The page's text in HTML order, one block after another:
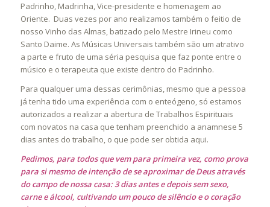
Padrinho, Madrinha, Vice-presidente e homenagem ao
Oriente. Duas vezes por ano realizamos também o feitio de
nosso Vinho das Almas, batizado pelo Mestre Irineu como
Santo Daime. As Músicas Universais também são um atrativo
a parte e fruto de uma séria pesquisa que faz ponte entre o
músico e o terapeuta que existe dentro do Padrinho.
Para qualquer uma dessas cerimônias, mesmo que a pessoa
já tenha tido uma experiência com o enteógeno, só estamos
autorizados a realizar a abertura de Trabalhos Espirituais
com novatos na casa que tenham preenchido a anamnese 5
dias antes do trabalho, o que pode ser obtida aqui.
Pedimos, para todos que vem para primeira vez, como prova
para si mesmo de intenção de se aproximar de Deus através
do campo de nossa casa: 3 dias antes e depois sem sexo,
carne e álcool, cultivando um pouco de silêncio e o coração